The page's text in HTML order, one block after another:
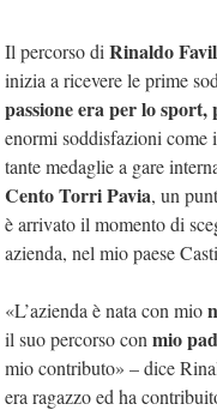
Il percorso di Rinaldo
inizia a ricevere le prime
passione era per lo
enormi soddisfazioni
tante medaglie a gare
Cento Torri Pavia, un
è arrivato il momento di
azienda, nel mio paese
«L’azienda è nata con mio
il suo percorso con mio
mio contributo» – dice
era ragazzo ed ha